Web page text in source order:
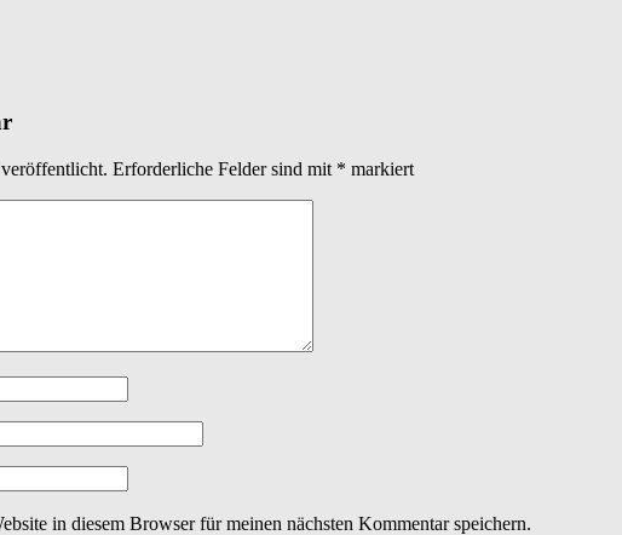
Erforderliche Felder sind mit * markiert
in diesem Browser für meinen nächsten Kommentar speichern.